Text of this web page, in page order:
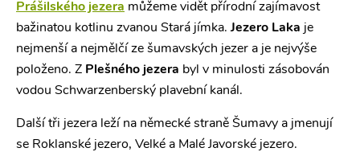
Prášilského jezera můžeme vidět přírodní zajímavost
bažinatou kotlinu zvanou Stará jímka.Jezero Laka je
nejmenší a nejmělčí ze šumavských jezer a je nejvýše
položeno. Z Plešného jezera byl v minulosti zásobován
vodou Schwarzenberský plavební kanál.
Další tři jezera leží na německé straně Šumavy a jmenují
se Roklanské jezero, Velké a Malé Javorské jezero.